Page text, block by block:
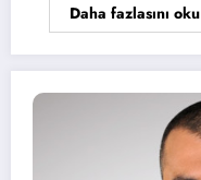
Daha fazlasını oku